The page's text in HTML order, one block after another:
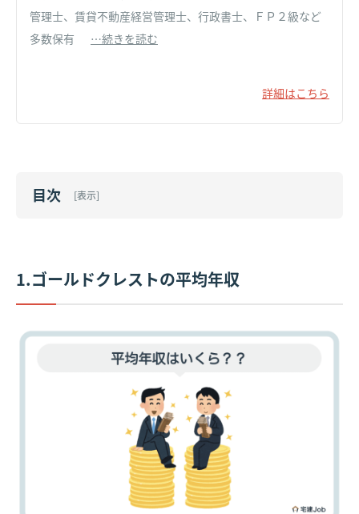
管理士、賃貸不動産経営管理士、行政書士、ＦＰ２級など
多数保有
…続きを読む
詳細はこちら
目次 [表示]
1.ゴールドクレストの平均年収